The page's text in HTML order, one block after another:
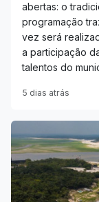
abertas: o
programação
vez será
a participação
talentos do
5 dias atrás